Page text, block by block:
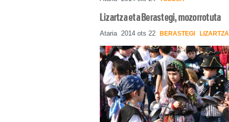
Lizartza eta Berastegi, mozorrotuta
Ataria 2014 ots 22 BERASTEGI LIZARTZA